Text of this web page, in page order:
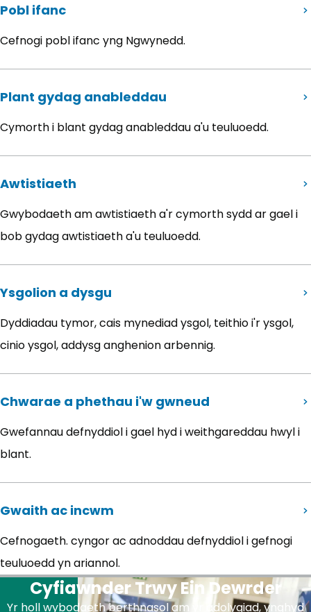
Pobl ifanc
Cefnogi pobl ifanc yng Ngwynedd.
Plant gydag anableddau
Cymorth i blant gydag anableddau a'u teuluoedd.
Awtistiaeth
Gwybodaeth am awtistiaeth a'r cymorth sydd ar gael i
bob gydag awtistiaeth a'u teuluoedd.
Ysgolion a dysgu
Dyddiadau tymor, cais mynediad ysgol, teithio i'r ysgol,
cinio ysgol, addysg anghenion arbennig.
Chwarae a phethau i'w gwneud
Gwefannau defnyddiol i gael hyd i weithgareddau hwyl i
blant.
Gwaith ac incwm
Cefnogaeth. cyngor ac adnoddau defnyddiol i gefnogi
teuluoedd yn ariannol.
Cyfiawnder Trwy Ein Dewrder
Yr holl wybodaeth berthnasol am yr adolygiad, ynghyd